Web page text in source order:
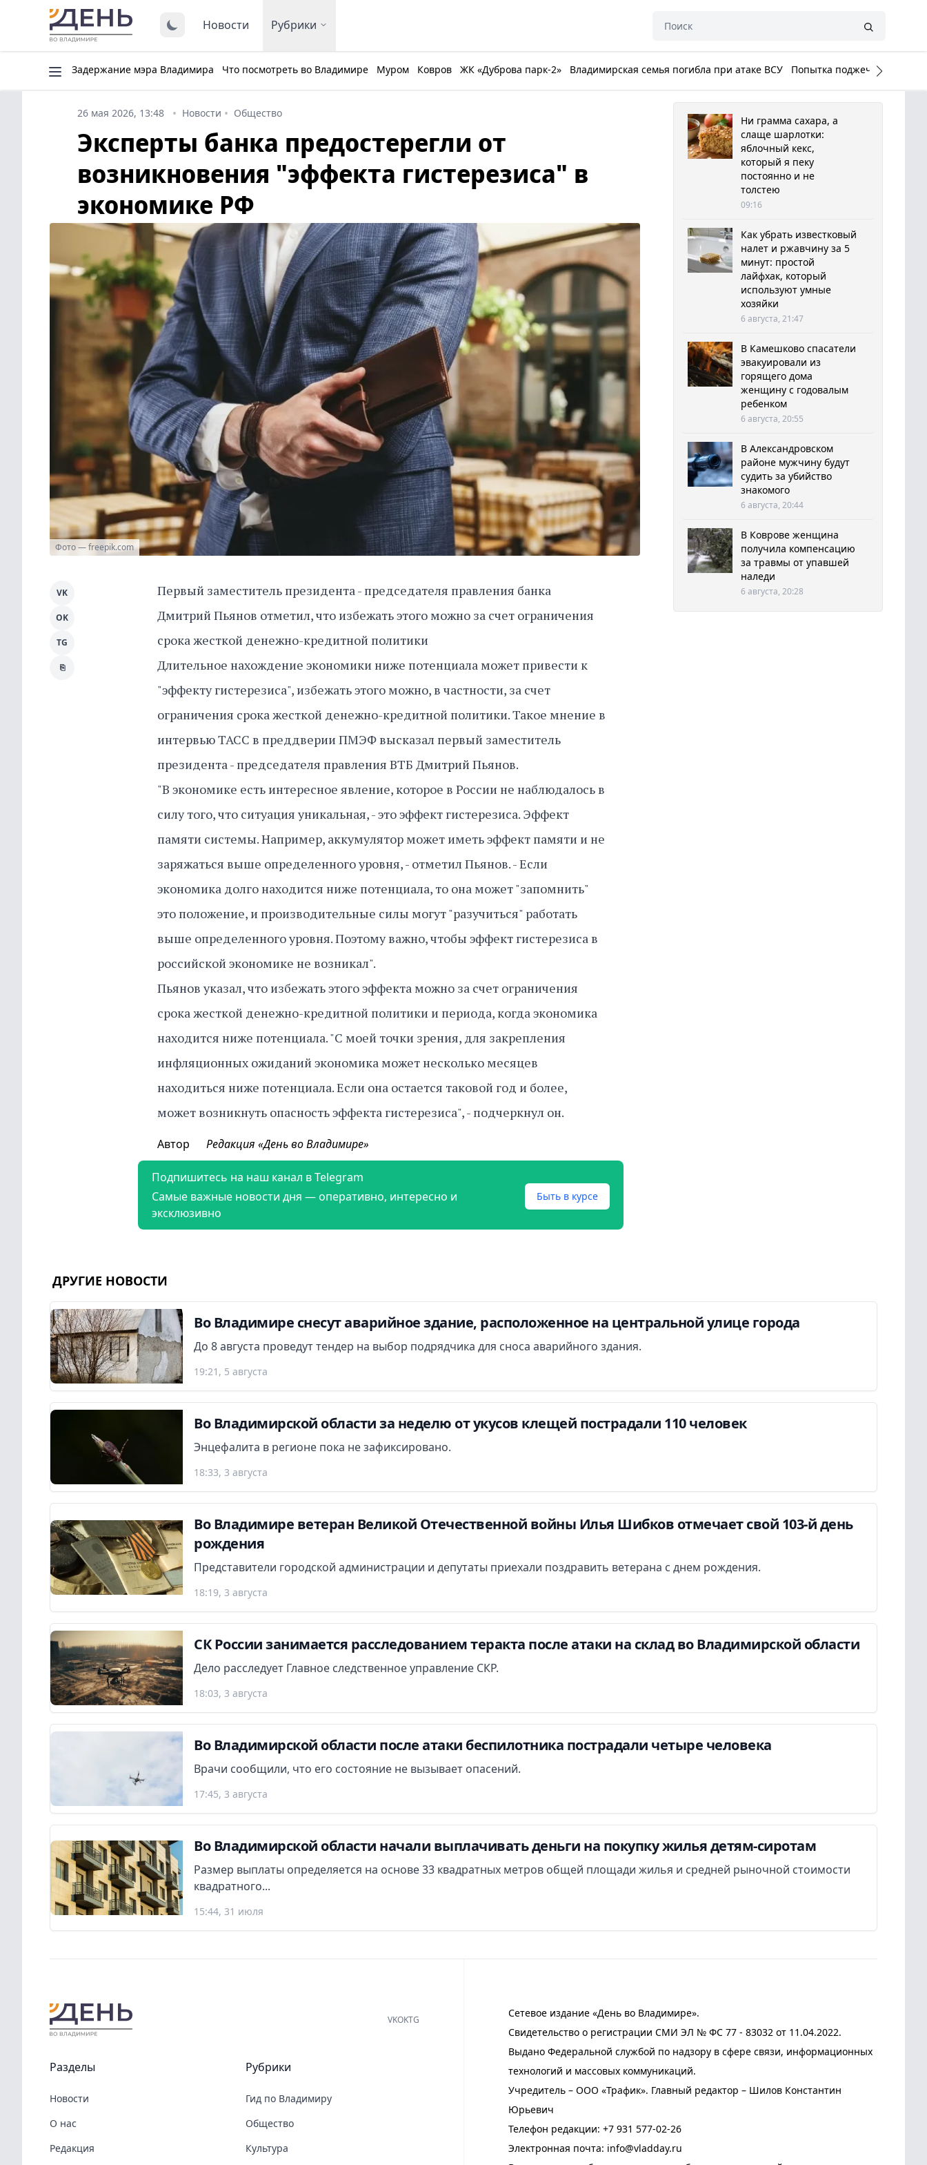
Новости Рубрики
Задержание мэра Владимира Что посмотреть во Владимире Муром Ковров ЖК «Дуброва парк-2» Владимирская семья погибла при атаке ВСУ Попытка поджечь Белый
26 мая 2026, 13:48 Новости Общество
Эксперты банка предостерегли от
возникновения "эффекта гистерезиса" в
экономике РФ
Фото — freepik.com
Первый заместитель президента - председателя правления банка
Дмитрий Пьянов отметил, что избежать этого можно за счет ограничения
срока жесткой денежно-кредитной политики
Длительное нахождение экономики ниже потенциала может привести к
"эффекту гистерезиса", избежать этого можно, в частности, за счет
ограничения срока жесткой денежно-кредитной политики. Такое мнение в
интервью ТАСС в преддверии ПМЭФ высказал первый заместитель
президента - председателя правления ВТБ Дмитрий Пьянов.
"В экономике есть интересное явление, которое в России не наблюдалось в
силу того, что ситуация уникальная, - это эффект гистерезиса. Эффект
памяти системы. Например, аккумулятор может иметь эффект памяти и не
заряжаться выше определенного уровня, - отметил Пьянов. - Если
экономика долго находится ниже потенциала, то она может "запомнить"
это положение, и производительные силы могут "разучиться" работать
выше определенного уровня. Поэтому важно, чтобы эффект гистерезиса в
российской экономике не возникал".
Пьянов указал, что избежать этого эффекта можно за счет ограничения
срока жесткой денежно-кредитной политики и периода, когда экономика
находится ниже потенциала. "С моей точки зрения, для закрепления
инфляционных ожиданий экономика может несколько месяцев
находиться ниже потенциала. Если она остается таковой год и более,
может возникнуть опасность эффекта гистерезиса", - подчеркнул он.
VK
OK
TG
⎘
Автор Редакция «День во Владимире»
Подпишитесь на наш канал в Telegram
Самые важные новости дня — оперативно, интересно и
эксклюзивно
Быть в курсе
Ни грамма сахара, а
слаще шарлотки:
яблочный кекс,
который я пеку
постоянно и не
толстею
09:16
Как убрать известковый
налет и ржавчину за 5
минут: простой
лайфхак, который
используют умные
хозяйки
6 августа, 21:47
В Камешково спасатели
эвакуировали из
горящего дома
женщину с годовалым
ребенком
6 августа, 20:55
В Александровском
районе мужчину будут
судить за убийство
знакомого
6 августа, 20:44
В Коврове женщина
получила компенсацию
за травмы от упавшей
наледи
6 августа, 20:28
ДРУГИЕ НОВОСТИ
Во Владимире снесут аварийное здание, расположенное на центральной улице города
До 8 августа проведут тендер на выбор подрядчика для сноса аварийного здания.
19:21, 5 августа
Во Владимирской области за неделю от укусов клещей пострадали 110 человек
Энцефалита в регионе пока не зафиксировано.
18:33, 3 августа
Во Владимире ветеран Великой Отечественной войны Илья Шибков отмечает свой 103-й день
рождения
Представители городской администрации и депутаты приехали поздравить ветерана с днем рождения.
18:19, 3 августа
СК России занимается расследованием теракта после атаки на склад во Владимирской области
Дело расследует Главное следственное управление СКР.
18:03, 3 августа
Во Владимирской области после атаки беспилотника пострадали четыре человека
Врачи сообщили, что его состояние не вызывает опасений.
17:45, 3 августа
Во Владимирской области начали выплачивать деньги на покупку жилья детям-сиротам
Размер выплаты определяется на основе 33 квадратных метров общей площади жилья и средней рыночной стоимости
квадратного...
15:44, 31 июля
Сетевое издание «День во Владимире».
Свидетельство о регистрации СМИ ЭЛ № ФС 77 - 83032 от 11.04.2022.
Выдано Федеральной службой по надзору в сфере связи, информационных
технологий и массовых коммуникаций.
Учредитель – ООО «Трафик». Главный редактор – Шилов Константин
Юрьевич
Телефон редакции: +7 931 577-02-26
Электронная почта: info@vladday.ru
VKOKTG
Разделы
Новости
О нас
Редакция
Рубрики
Гид по Владимиру
Общество
Культура